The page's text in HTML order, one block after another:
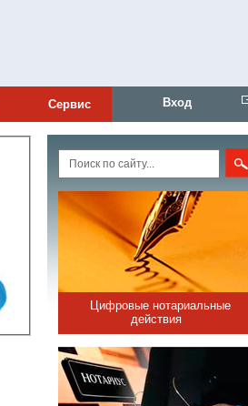
Сервис Вход
Цифровые нотариальные
действия